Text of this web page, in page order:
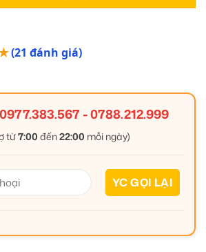
(21 đánh giá)
0977.383.567-0788.212.999
từ7:00 đến22:00 mỗi ngày)